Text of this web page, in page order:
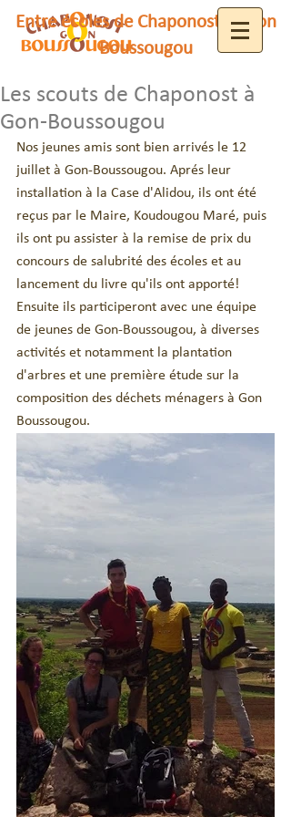
Entre écoles de Chaponost et Gon
Boussougou
Les scouts de Chaponost à
Gon-Boussougou
Nos jeunes amis sont bien arrivés le 12
juillet à Gon-Boussougou. Aprés leur
installation à la Case d'Alidou, ils ont été
reçus par le Maire, Koudougou Maré, puis
ils ont pu assister à la remise de prix du
concours de salubrité des écoles et au
lancement du livre qu'ils ont apporté!
Ensuite ils participeront avec une équipe
de jeunes de Gon-Boussougou, à diverses
activités et notamment la plantation
d'arbres et une première étude sur la
composition des déchets ménagers à Gon
Boussougou.